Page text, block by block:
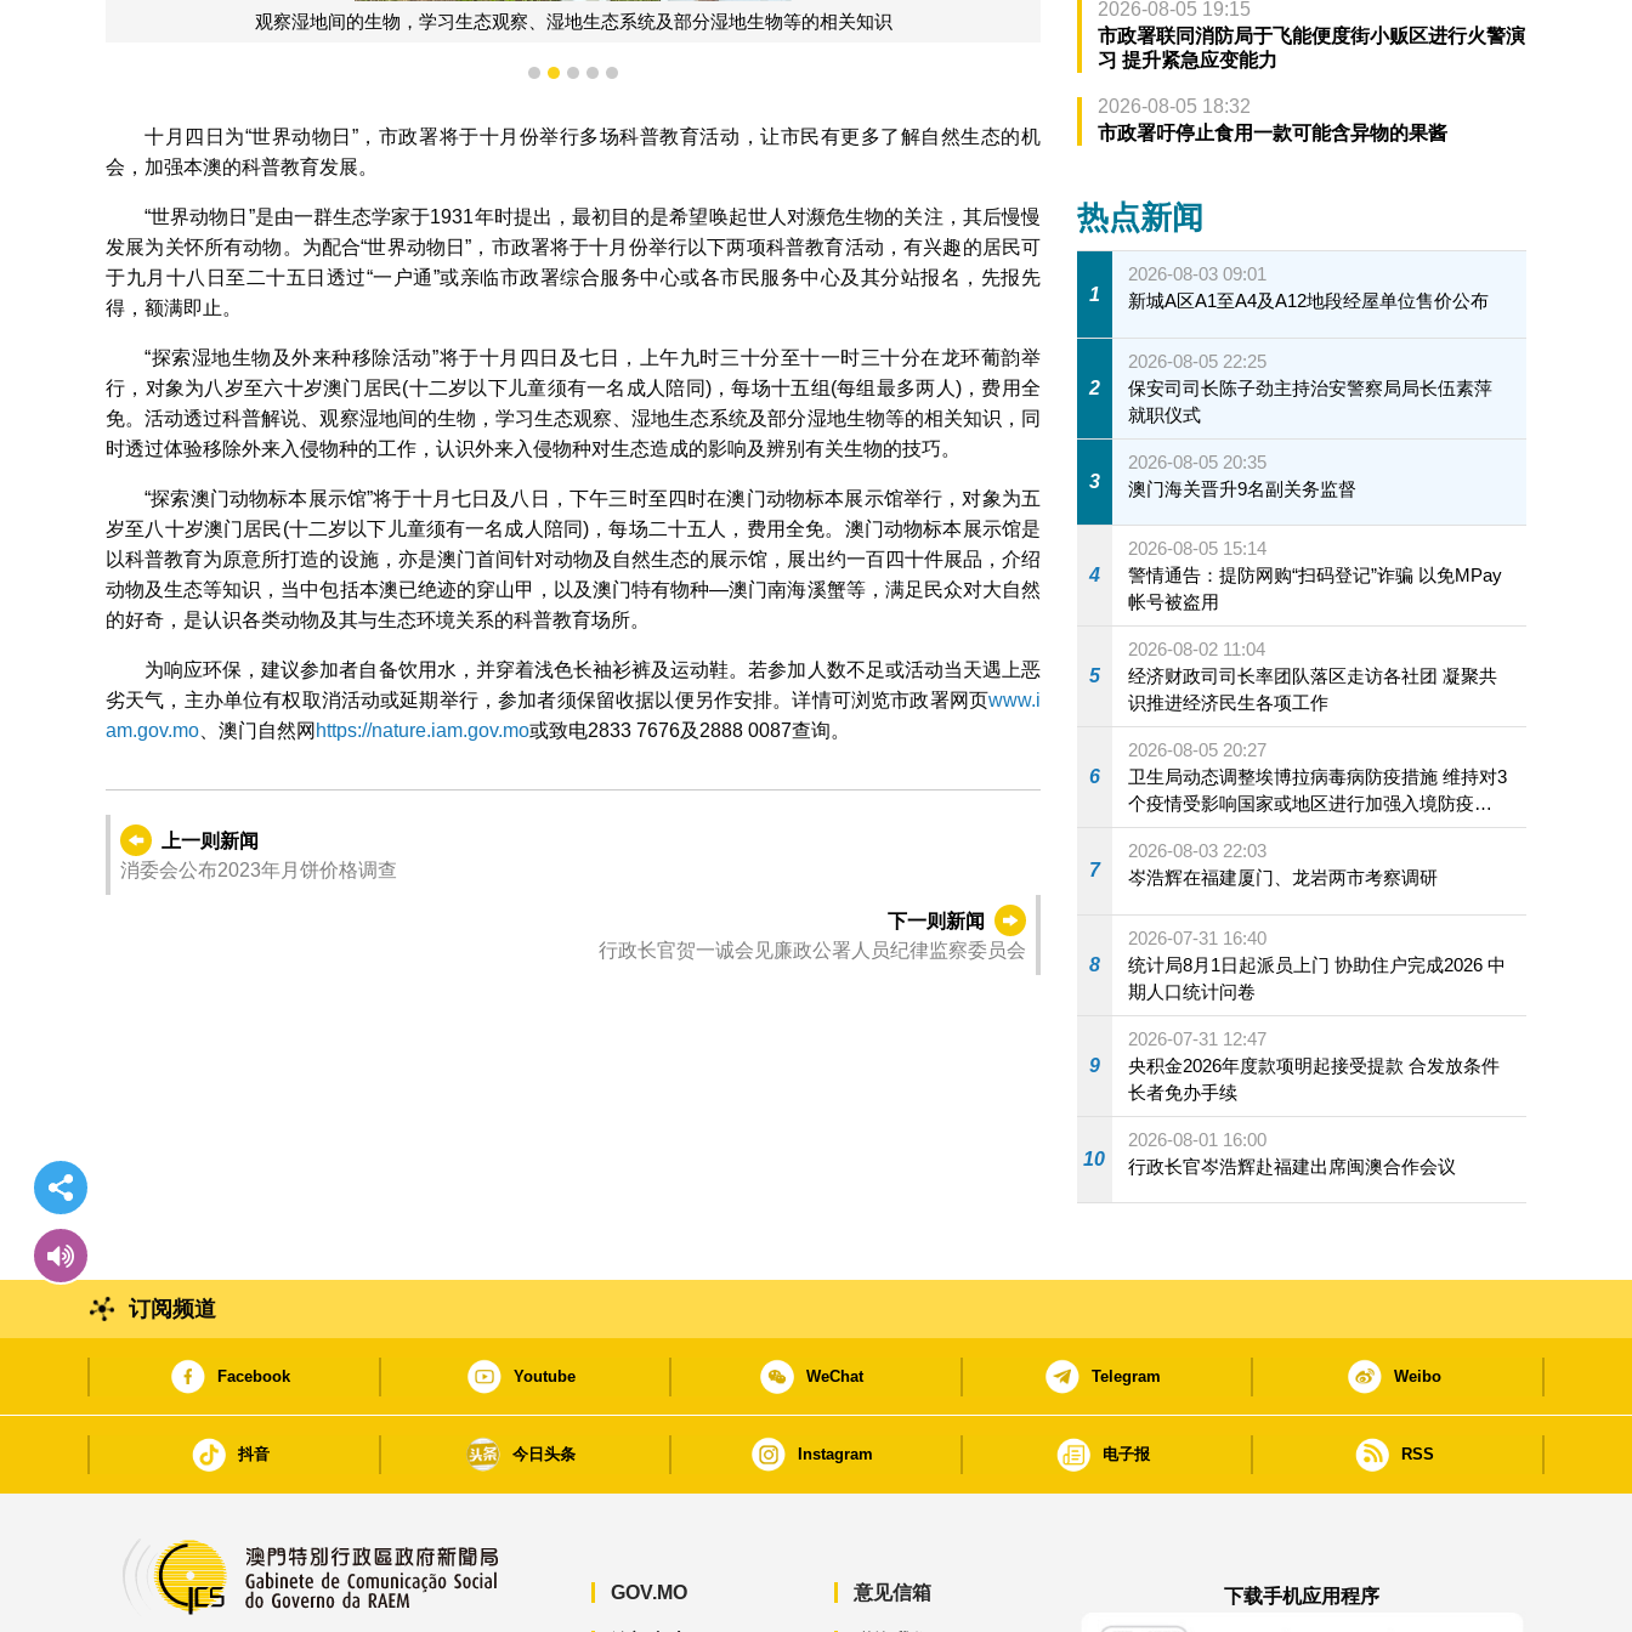
观察湿地间的生物，学习生态观察、湿地生态系统及部分湿地生物等的相关知识
1 2 3 4 5
十月四日为“世界动物日”，市政署将于十月份举行多场科普教育活动，让市民有更多了解自然生态的机
会，加强本澳的科普教育发展。
“世界动物日”是由一群生态学家于1931年时提出，最初目的是希望唤起世人对濒危生物的关注，其后慢慢
发展为关怀所有动物。为配合“世界动物日”，市政署将于十月份举行以下两项科普教育活动，有兴趣的居民可
于九月十八日至二十五日透过“一户通”或亲临市政署综合服务中心或各市民服务中心及其分站报名，先报先
得，额满即止。
“探索湿地生物及外来种移除活动”将于十月四日及七日，上午九时三十分至十一时三十分在龙环葡韵举
行，对象为八岁至六十岁澳门居民(十二岁以下儿童须有一名成人陪同)，每场十五组(每组最多两人)，费用全
免。活动透过科普解说、观察湿地间的生物，学习生态观察、湿地生态系统及部分湿地生物等的相关知识，同
时透过体验移除外来入侵物种的工作，认识外来入侵物种对生态造成的影响及辨别有关生物的技巧。
“探索澳门动物标本展示馆”将于十月七日及八日，下午三时至四时在澳门动物标本展示馆举行，对象为五
岁至八十岁澳门居民(十二岁以下儿童须有一名成人陪同)，每场二十五人，费用全免。澳门动物标本展示馆是
以科普教育为原意所打造的设施，亦是澳门首间针对动物及自然生态的展示馆，展出约一百四十件展品，介绍
动物及生态等知识，当中包括本澳已绝迹的穿山甲，以及澳门特有物种—澳门南海溪蟹等，满足民众对大自然
的好奇，是认识各类动物及其与生态环境关系的科普教育场所。
为响应环保，建议参加者自备饮用水，并穿着浅色长袖衫裤及运动鞋。若参加人数不足或活动当天遇上恶
劣天气，主办单位有权取消活动或延期举行，参加者须保留收据以便另作安排。详情可浏览市政署网页www.i
am.gov.mo、澳门自然网 https://nature.iam.gov.mo或致电2833 7676及2888 0087查询。
上一则新闻
消委会公布2023年月饼价格调查
下一则新闻
行政长官贺一诚会见廉政公署人员纪律监察委员会
2026-08-05 19:15
市政署联同消防局于飞能便度街小贩区进行火警演
习 提升紧急应变能力
2026-08-05 18:32
市政署吁停止食用一款可能含异物的果酱
热点新闻
1
2026-08-03 09:01
新城A区A1至A4及A12地段经屋单位售价公布
2
2026-08-05 22:25
保安司司长陈子劲主持治安警察局局长伍素萍
就职仪式
3
2026-08-05 20:35
澳门海关晋升9名副关务监督
4
2026-08-05 15:14
警情通告：提防网购“扫码登记”诈骗 以免MPay
帐号被盗用
5
2026-08-02 11:04
经济财政司司长率团队落区走访各社团 凝聚共
识推进经济民生各项工作
6
2026-08-05 20:27
卫生局动态调整埃博拉病毒病防疫措施 维持对3
个疫情受影响国家或地区进行加强入境防疫措
施
7
2026-08-03 22:03
岑浩辉在福建厦门、龙岩两市考察调研
8
2026-07-31 16:40
统计局8月1日起派员上门 协助住户完成2026 中
期人口统计问卷
9
2026-07-31 12:47
央积金2026年度款项明起接受提款 合发放条件
长者免办手续
10
2026-08-01 16:00
行政长官岑浩辉赴福建出席闽澳合作会议
订阅频道
Facebook Youtube WeChat Telegram Weibo
抖音 今日头条 Instagram 电子报 RSS
GOV.MO 意见信箱
下载手机应用程序